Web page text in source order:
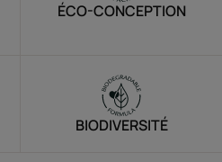
ÉCO-CONCEPTION
BIODIVERSITÉ